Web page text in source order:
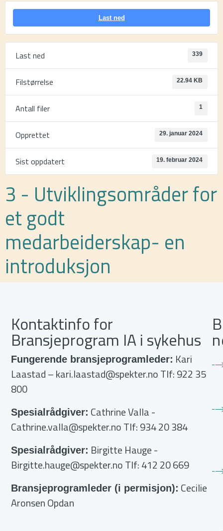
Last ned
Last ned 339
Filstørrelse 22.94 KB
Antall filer 1
Opprettet 29. januar 2024
Sist oppdatert 19. februar 2024
3 - Utviklingsområder for
et godt
medarbeiderskap- en
introduksjon
Kontaktinfo for
Bransjeprogram IA i sykehus
Fungerende bransjeprogramleder: Kari
Laastad –kari.laastad@spekter.noTlf: 922 35
800
Spesialrådgiver: Cathrine Valla-
Cathrine.valla@spekter.noTlf: 934 20 384
Spesialrådgiver: Birgitte Hauge-
Birgitte.hauge@spekter.noTlf: 412 20 669
Bransjeprogramleder (i permisjon): Cecilie
Aronsen Opdan